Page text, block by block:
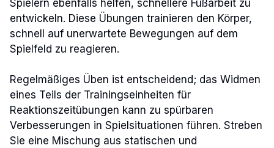
Spielern ebenfalls helfen, schnellere Fußarbeit zu
entwickeln. Diese Übungen trainieren den Körper,
schnell auf unerwartete Bewegungen auf dem
Spielfeld zu reagieren.
Regelmäßiges Üben ist entscheidend; das Widmen
eines Teils der Trainingseinheiten für
Reaktionszeitübungen kann zu spürbaren
Verbesserungen in Spielsituationen führen. Streben
Sie eine Mischung aus statischen und